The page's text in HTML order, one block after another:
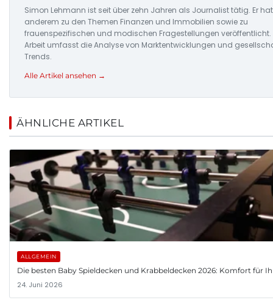
Simon Lehmann ist seit über zehn Jahren als Journalist tätig. Er
anderem zu den Themen Finanzen und Immobilien sowie zu
frauenspezifischen und modischen Fragestellungen veröffentlicht.
Arbeit umfasst die Analyse von Marktentwicklungen und
Trends.
Alle Artikel ansehen →
ÄHNLICHE ARTIKEL
ALLGEMEIN
Die besten Baby Spieldecken und Krabbeldecken 2026: Komfort für
24. Juni 2026